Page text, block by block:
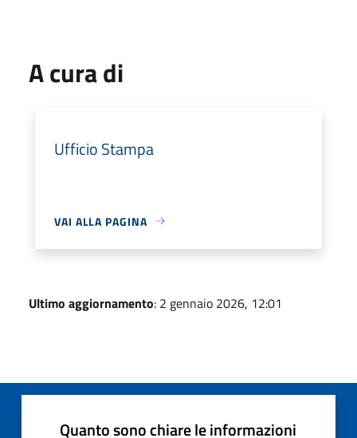
A cura di
Ufficio Stampa
VAI ALLA PAGINA
Ultimo aggiornamento: 2 gennaio 2026, 12:01
Quanto sono chiare le informazioni